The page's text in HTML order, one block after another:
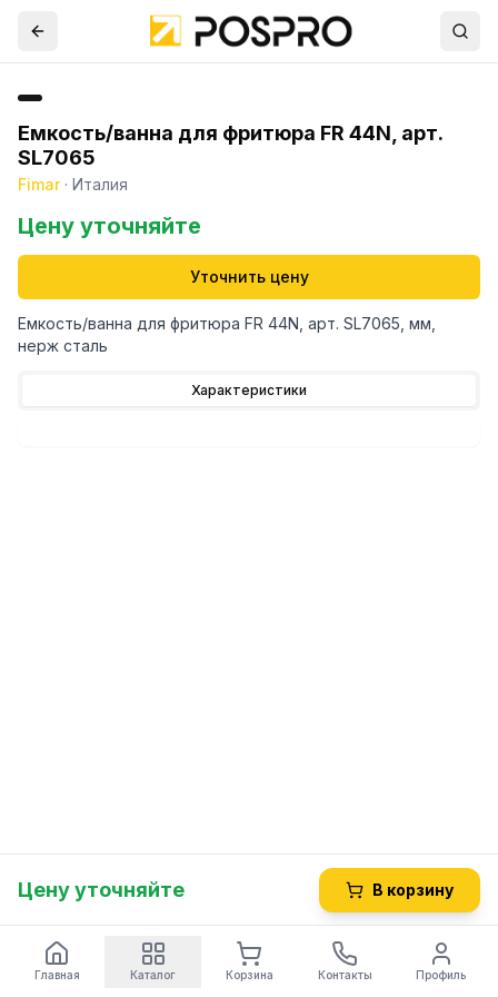
Емкость/ванна для фритюра FR 44N, арт.
SL7065
Fimar· Италия
Цену уточняйте
Уточнить цену
Емкость/ванна для фритюра FR 44N, арт. SL7065, мм,
нерж сталь
Характеристики
Цену уточняйте В корзину
Главная Каталог Корзина Контакты Профиль